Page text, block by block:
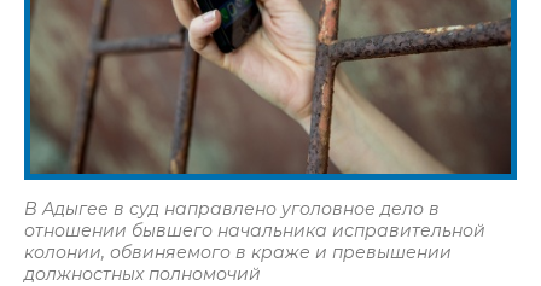
В Адыгее в суд направлено уголовное дело в
отношении бывшего начальника исправительной
колонии, обвиняемого в краже и превышении
должностных полномочий